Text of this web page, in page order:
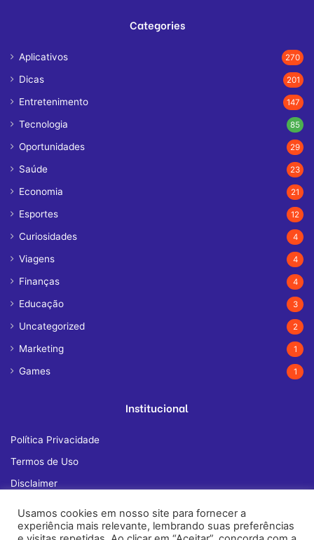
Categories
Aplicativos 270
Dicas 201
Entretenimento 147
Tecnologia 85
Oportunidades 29
Saúde 23
Economia 21
Esportes 12
Curiosidades 4
Viagens 4
Finanças 4
Educação 3
Uncategorized 2
Marketing 1
Games 1
Institucional
Política Privacidade
Termos de Uso
Disclaimer
Fale Conosco
Usamos cookies em nosso site para fornecer a
experiência mais relevante, lembrando suas preferências